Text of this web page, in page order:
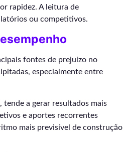
rapidez. A leitura de
ou competitivos.
fontes de prejuízo no
especialmente entre
a gerar resultados mais
e aportes recorrentes
mais previsível de construção